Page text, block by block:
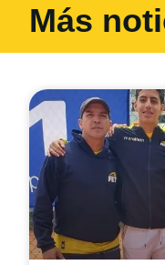
Más